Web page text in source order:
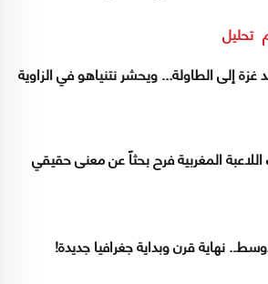
تحليل
غزة إلى الطاولة... ويحشر نتنياهو في الزاوية
المغربية فرح بحثاً عن معنى حقيقي
نهاية قرن وبداية جغرافيا جديدة!